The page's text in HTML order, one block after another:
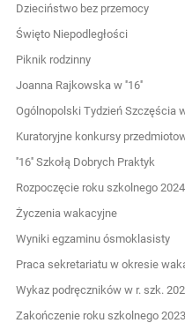
Dzieciństwo bez przemocy
Święto Niepodległości
Piknik rodzinny
Joanna Rajkowska w ''16''
Ogólnopolski Tydzień Szczęścia
Kuratoryjne konkursy
''16'' Szkołą Dobrych Praktyk
Rozpoczęcie roku szkolnego
Życzenia wakacyjne
Wyniki egzaminu ósmoklasisty
Praca sekretariatu w okresie
Wykaz podręczników w r. szk.
Zakończenie roku szkolnego